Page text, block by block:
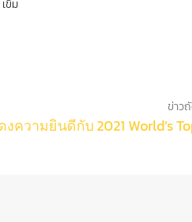
ข็ม
ข่าว